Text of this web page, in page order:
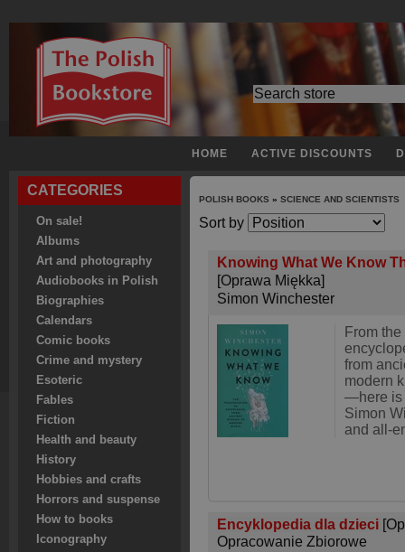
HOME ACTIVE DISCOUNTS
CATEGORIES
On sale!
Albums
Art and photography
Audiobooks in Polish
Biographies
Calendars
Comic books
Crime and mystery
Esoteric
Fables
Fiction
Health and beauty
History
Hobbies and crafts
Horrors and suspense
How to books
Iconography
POLISH BOOKS » SCIENCE AND SCIENTISTS
Sort by
Knowing What We Know
[Oprawa Miękka]
Simon Winchester
From
from
modern
—here is
Simon
and all-
Encyklopedia dla dzieci
Opracowanie Zbiorowe